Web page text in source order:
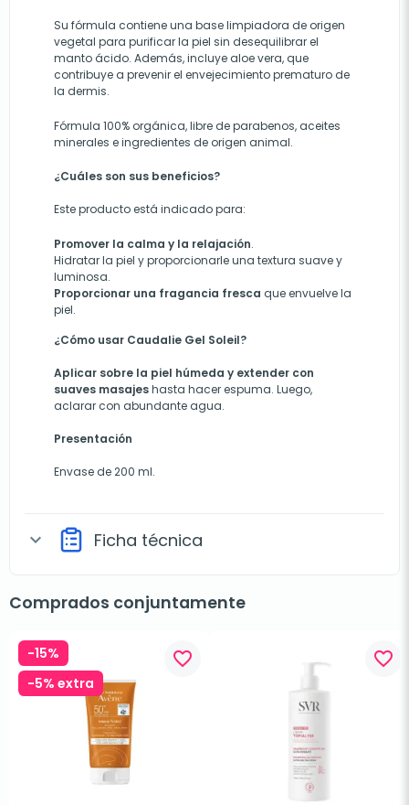
Su fórmula contiene una base limpiadora de origen
vegetal para purificar la piel sin desequilibrar el
manto ácido. Además, incluye aloe vera, que
contribuye a prevenir el envejecimiento prematuro de
la dermis.
Fórmula 100% orgánica, libre de parabenos, aceites
minerales e ingredientes de origen animal.
¿Cuáles son sus beneficios?
Este producto está indicado para:
Promover la calma y la relajación.
Hidratar la piel yproporcionarleuna textura suave y
luminosa.
Proporcionar una fragancia fresca que envuelve la
piel.
¿Cómo usar Caudalie Gel Soleil?
Aplicar sobre la piel húmeda y extender con
suaves masajeshasta hacer espuma. Luego,
aclarar con abundante agua.
Presentación
Envase de 200 ml.
expand_more Ficha técnica
Comprados conjuntamente
-15%
-5% extra
favorite_border favorite_border